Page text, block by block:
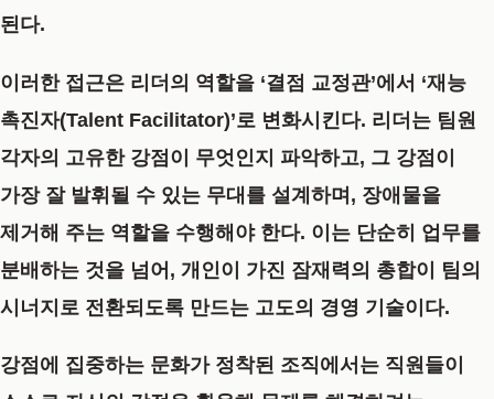
된다.
이러한 접근은 리더의 역할을 ‘결점 교정관’에서 ‘재능
촉진자(Talent Facilitator)’로 변화시킨다. 리더는 팀원
각자의 고유한 강점이 무엇인지 파악하고, 그 강점이
가장 잘 발휘될 수 있는 무대를 설계하며, 장애물을
제거해 주는 역할을 수행해야 한다. 이는 단순히 업무를
분배하는 것을 넘어, 개인이 가진 잠재력의 총합이 팀의
시너지로 전환되도록 만드는 고도의 경영 기술이다.
강점에 집중하는 문화가 정착된 조직에서는 직원들이